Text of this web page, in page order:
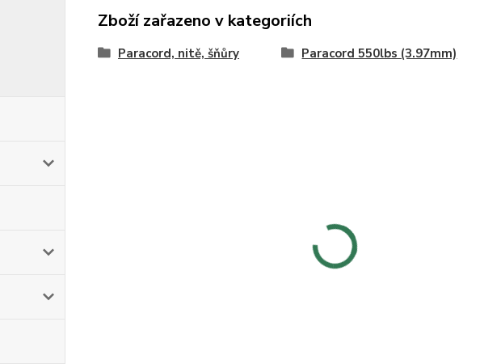
Zboží zařazeno v kategoriích
Paracord, nitě, šňůry Paracord 550lbs (3.97mm)